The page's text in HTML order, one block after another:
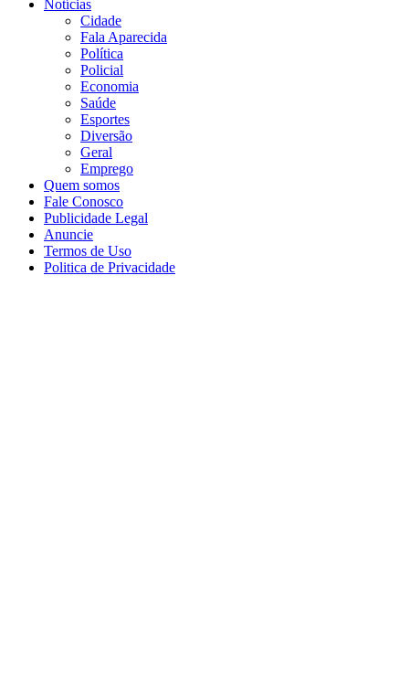
Notícias
Cidade
Fala Aparecida
Política
Policial
Economia
Saúde
Esportes
Diversão
Geral
Emprego
Quem somos
Fale Conosco
Publicidade Legal
Anuncie
Termos de Uso
Politica de Privacidade